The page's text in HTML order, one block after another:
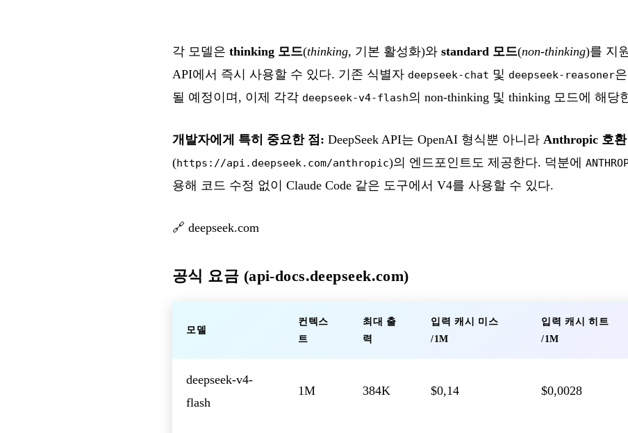
각 모델은 thinking 모드(thinking, 기본 활성화)와 standard 모드(non-thinking)를 지
API에서 즉시 사용할 수 있다. 기존 식별자 deepseek-chat 및 deepseek-reasoner은
될 예정이며, 이제 각각 deepseek-v4-flash의 non-thinking 및 thinking 모드에 해당
개발자에게 특히 중요한 점: DeepSeek API는 OpenAI 형식뿐 아니라 Anthropic 호
(https://api.deepseek.com/anthropic)의 엔드포인트도 제공한다. 덕분에
용해 코드 수정 없이 Claude Code 같은 도구에서 V4를 사용할 수 있다.
🔗 deepseek.com
공식 요금 (api-docs.deepseek.com)
모델
컨텍스
트
최대 출
력
입력 캐시 미스
/1M
입력 캐시 히트
/1M
deepseek-v4-
flash
1M 384K $0,14 $0,0028